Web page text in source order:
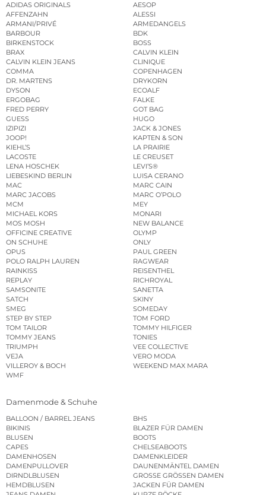
ADIDAS ORIGINALS
AESOP
AFFENZAHN
ALESSI
ARMANI/PRIVÉ
ARMEDANGELS
BARBOUR
BDK
BIRKENSTOCK
BOSS
BRAX
CALVIN KLEIN
CALVIN KLEIN JEANS
CLINIQUE
COMMA
COPENHAGEN
DR. MARTENS
DRYKORN
DYSON
ECOALF
ERGOBAG
FALKE
FRED PERRY
GOT BAG
GUESS
HUGO
IZIPIZI
JACK & JONES
JOOP!
KAPTEN & SON
KIEHL’S
LA PRAIRIE
LACOSTE
LE CREUSET
LENA HOSCHEK
LEVI’S®
LIEBESKIND BERLIN
LUISA CERANO
MAC
MARC CAIN
MARC JACOBS
MARC O’POLO
MCM
MEY
MICHAEL KORS
MONARI
MOS MOSH
NEW BALANCE
OFFICINE CREATIVE
OLYMP
ON SCHUHE
ONLY
OPUS
PAUL GREEN
POLO RALPH LAUREN
RAGWEAR
RAINKISS
REISENTHEL
REPLAY
RICHROYAL
SAMSONITE
SANETTA
SATCH
SKINY
SMEG
SOMEDAY
STEP BY STEP
TOM FORD
TOM TAILOR
TOMMY HILFIGER
TOMMY JEANS
TONIES
TRIUMPH
VEE COLLECTIVE
VEJA
VERO MODA
VILLEROY & BOCH
WEEKEND MAX MARA
WMF
Damenmode & Schuhe
BALLOON / BARREL JEANS
BHS
BIKINIS
BLAZER FÜR DAMEN
BLUSEN
BOOTS
CAPES
CHELSEABOOTS
DAMENHOSEN
DAMENKLEIDER
DAMENPULLOVER
DAUNENMÄNTEL DAMEN
DIRNDLBLUSEN
GROSSE GRÖSSEN DAMEN
HEMDBLUSEN
JACKEN FÜR DAMEN